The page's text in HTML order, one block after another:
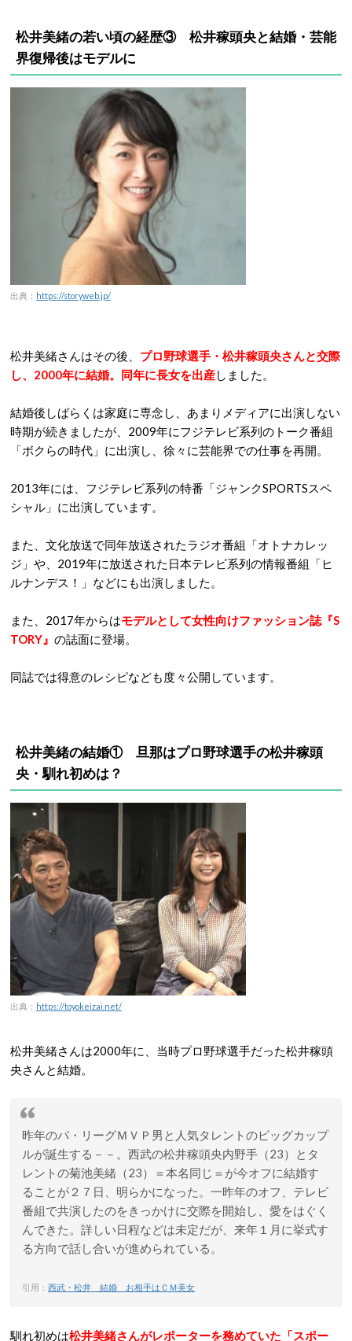
松井美緒の若い頃の経歴③ 松井稼頭央と結婚・芸能
界復帰後はモデルに
出典： https://storyweb.jp/
松井美緒さんはその後、 プロ野球選手・松井稼頭央さんと交際
し、2000年に結婚。同年に長女を出産しました。
結婚後しばらくは家庭に専念し、あまりメディアに出演しない
時期が続きましたが、2009年にフジテレビ系列のトーク番組
「ボクらの時代」に出演し、徐々に芸能界での仕事を再開。
2013年には、フジテレビ系列の特番「ジャンクSPORTSスペ
シャル」に出演しています。
また、文化放送で同年放送されたラジオ番組「オトナカレッ
ジ」や、2019年に放送された日本テレビ系列の情報番組「ヒ
ルナンデス！」などにも出演しました。
また、2017年からはモデルとして女性向けファッション誌『S
TORY』 の誌面に登場。
同誌では得意のレシピなども度々公開しています。
松井美緒の結婚① 旦那はプロ野球選手の松井稼頭
央・馴れ初めは？
出典： https://toyokeizai.net/
松井美緒さんは2000年に、当時プロ野球選手だった松井稼頭
央さんと結婚。
昨年のパ・リーグＭＶＰ男と人気タレントのビッグカップ
ルが誕生する－－。西武の松井稼頭央内野手（23）とタ
レントの菊池美緒（23）＝本名同じ＝が今オフに結婚す
ることが２７日、明らかになった。一昨年のオフ、テレビ
番組で共演したのをきっかけに交際を開始し、愛をはぐく
んできた。詳しい日程などは未定だが、来年１月に挙式す
る方向で話し合いが進められている。
引用： 西武・松井 結婚 お相手はＣＭ美女
馴れ初めは松井美緒さんがレポーターを務めていた「スポー